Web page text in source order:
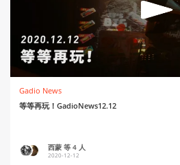
Gadio News
等等再玩！GadioNews12.12
西蒙 等 4 人
2020-12-12